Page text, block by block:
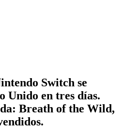
Switch se
Unido en tres días.
Breath of the Wild,